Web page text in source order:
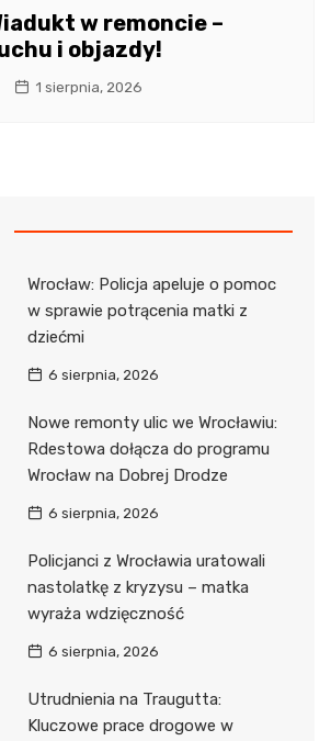
w remoncie –
i objazdy!
1 sierpnia, 2026
Wrocław: Policja apeluje o pomoc
w sprawie potrącenia matki z
dziećmi
6 sierpnia, 2026
Nowe remonty ulic we Wrocławiu:
Rdestowa dołącza do programu
Wrocław na Dobrej Drodze
6 sierpnia, 2026
Policjanci z Wrocławia uratowali
nastolatkę z kryzysu – matka
wyraża wdzięczność
6 sierpnia, 2026
Utrudnienia na Traugutta:
Kluczowe prace drogowe w